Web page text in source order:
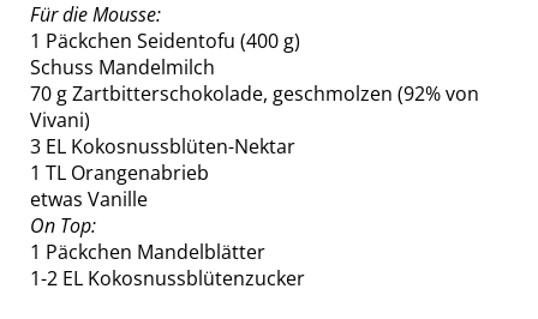
Für die Mousse:
1 Päckchen Seidentofu (400 g)
Schuss Mandelmilch
70 g Zartbitterschokolade, geschmolzen (92% von
Vivani)
3 EL Kokosnussblüten-Nektar
1 TL Orangenabrieb
etwas Vanille
On Top:
1 Päckchen Mandelblätter
1-2 EL Kokosnussblütenzucker